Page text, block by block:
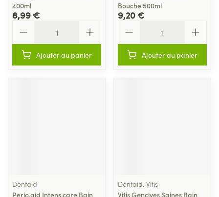
400ml
8,99 €
Ajouter au panier
Bouche 500ml
9,20 €
Ajouter au panier
Dentaid
Perio.aid Intens.care Bain
Dentaid, Vitis
Vitis Gencives Saines Bain